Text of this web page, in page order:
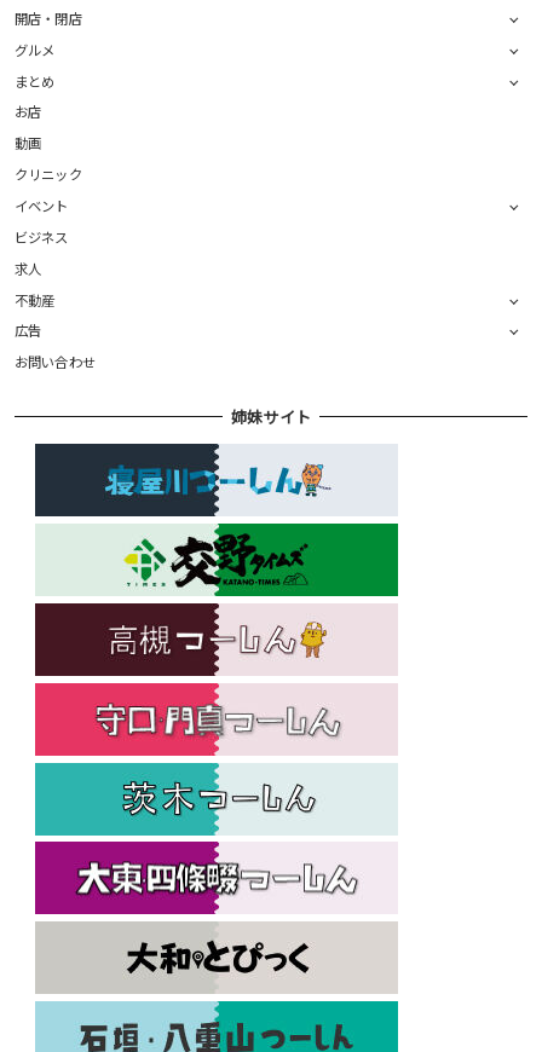
開店・閉店
グルメ
まとめ
お店
動画
クリニック
イベント
ビジネス
求人
不動産
広告
お問い合わせ
姉妹サイト